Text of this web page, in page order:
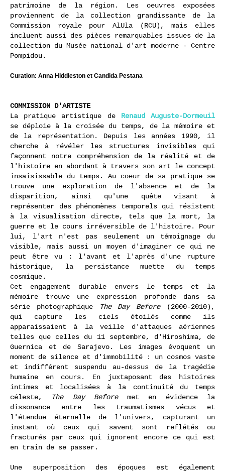
patrimoine de la région. Les oeuvres exposées
proviennent de la collection grandissante de la
Commission royale pour AlUla (RCU), mais elles
incluent aussi des pièces remarquables issues de la
collection du Musée national d'art moderne - Centre
Pompidou.
Curation: Anna Hiddleston et Candida Pestana
COMMISSION D'ARTISTE
La pratique artistique deRenaud Auguste-Dormeuil
se déploie à la croisée du temps, de la mémoire et
de la représentation. Depuis les années 1990, il
cherche à révéler les structures invisibles qui
façonnent notre compréhension de la réalité et de
l'histoire en abordant à travers son art le concept
insaisissable du temps. Au coeur de sa pratique se
trouve une exploration de l'absence et de la
disparition, ainsi qu'une quête visant à
représenter des phénomènes temporels qui résistent
à la visualisation directe, tels que la mort, la
guerre et le cours irréversible de l'histoire. Pour
lui, l'art n'est pas seulement un témoignage du
visible, mais aussi un moyen d'imaginer ce qui ne
peut être vu : l'avant et l'après d'une rupture
historique, la persistance muette du temps
cosmique.
Cet engagement durable envers le temps et la
mémoire trouve une expression profonde dans sa
série photographique
The Day Before(2000-2010),
qui capture les ciels étoilés comme ils
apparaissaient à la veille d'attaques aériennes
telles que celles du 11 septembre, d'Hiroshima, de
Guernica et de Sarajevo. Les images évoquent un
moment de silence et d'immobilité : un cosmos vaste
et indifférent suspendu au-dessus de la tragédie
humaine en cours. En juxtaposant des histoires
intimes et localisées à la continuité du temps
céleste,
The Day Beforemet en évidence la
dissonance entre les traumatismes vécus et
l'étendue éternelle de l'univers, capturant un
instant où ceux qui savent sont reflétés ou
fracturés par ceux qui ignorent encore ce qui est
en train de se passer.
Une superposition des époques est également